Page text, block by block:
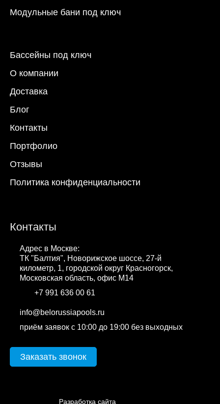
Модульные бани под ключ
Бассейны под ключ
О компании
Доставка
Блог
Контакты
Портфолио
Отзывы
Политика конфиденциальности
Контакты
Адрес в Москве:
ТК "Балтия", Новорижское шоссе, 27-й
километр, 1, городской округ Красногорск,
Московская область, офис М14
+7 991 636 00 61
info@belorussiapools.ru
приём заявок с 10:00 до 19:00 без выходных
Заказать звонок
Разработка сайта